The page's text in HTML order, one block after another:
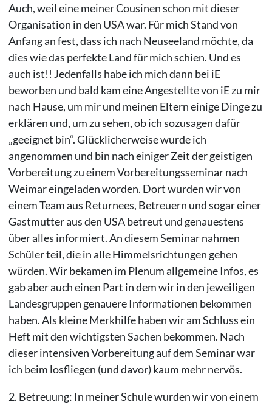
Auch, weil eine meiner Cousinen schon mit dieser
Organisation in den USA war. Für mich Stand von
Anfang an fest, dass ich nach Neuseeland möchte, da
dies wie das perfekte Land für mich schien. Und es
auch ist!! Jedenfalls habe ich mich dann bei iE
beworben und bald kam eine Angestellte von iE zu mir
nach Hause, um mir und meinen Eltern einige Dinge zu
erklären und, um zu sehen, ob ich sozusagen dafür
„geeignet bin“. Glücklicherweise wurde ich
angenommen und bin nach einiger Zeit der geistigen
Vorbereitung zu einem Vorbereitungsseminar nach
Weimar eingeladen worden. Dort wurden wir von
einem Team aus Returnees, Betreuern und sogar einer
Gastmutter aus den USA betreut und genauestens
über alles informiert. An diesem Seminar nahmen
Schüler teil, die in alle Himmelsrichtungen gehen
würden. Wir bekamen im Plenum allgemeine Infos, es
gab aber auch einen Part in dem wir in den jeweiligen
Landesgruppen genauere Informationen bekommen
haben. Als kleine Merkhilfe haben wir am Schluss ein
Heft mit den wichtigsten Sachen bekommen. Nach
dieser intensiven Vorbereitung auf dem Seminar war
ich beim losfliegen (und davor) kaum mehr nervös.
2. Betreuung: In meiner Schule wurden wir von einem